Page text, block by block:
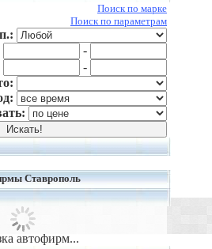
Поиск по марке
Поиск по параметрам
-
-
Ставрополь
автофирм...